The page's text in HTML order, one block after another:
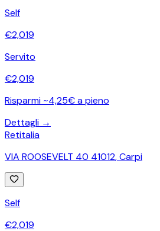
Self
€2,019
Servito
€2,019
Risparmi ~4,25€ a pieno
Dettagli →
Retitalia
VIA ROOSEVELT 40 41012,Carpi
Self
€2,019